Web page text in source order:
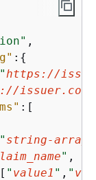
,
: {
" https://
issuer.com
:[
" string-array
" ,
" value1 " , "